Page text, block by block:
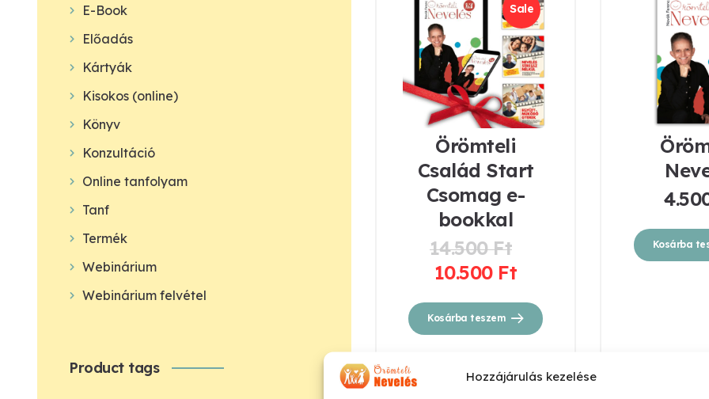
Hozzájárulás kezelése
Sale
Örömteli
Család Start
Csomag e-
bookkal
14.500Ft
14.500 Ft.
10.500 Ft
is:
10.500 Ft.
Kosárba teszem
Kosárba
E-Book
Előadás
Kártyák
Kisokos (online)
Könyv
Konzultáció
Online tanfolyam
Tanf
Termék
Webinárium
Webinárium felvétel
Product tags